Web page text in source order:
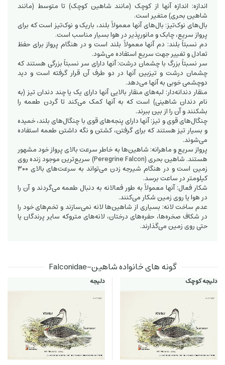
اندازه: اندازه آنها از کوچک (مانند شاهین کوچک) تا متوسط (مانند
شاهین بحری) متغیر است.
بال‌های نوک‌تیز: بال‌های آنها معمولاً بلند، باریک و نوک‌تیز است که برای
پرواز سریع، چابک و مانورپذیر در هوا بسیار مناسب است.
دم نسبتاً بلند: دم آنها معمولاً بلند است و در هنگام پرواز برای حفظ
تعادل و تغییر جهت سریع استفاده می‌شود.
سر نسبتاً بزرگ با چشمان درشت: آنها دارای سر نسبتاً بزرگی هستند که
چشمان درشت و تیزبین آنها در دو طرف آن قرار گرفته است و دید
دوچشمی خوبی به آنها می‌دهد.
منقار دندانه‌دار: لبه‌های منقار بالایی آنها دارای یک یا چند دندان تیز (به
نام دندان شاهینی) است که به آنها کمک می‌کند تا گردن طعمه را
بشکنند و آن را از بین ببرند.
چنگال‌های قوی و تیز: آنها دارای پنجه‌های قوی با چنگال‌های بلند، خمیده
و بسیار تیز هستند که برای گرفتن، کشتن و نگه داشتن طعمه استفاده
می‌شوند.
پرواز سریع و ماهرانه: شاهین‌ها به خاطر سرعت بالای پرواز خود مشهور
هستند. شاهین بحری (Peregrine Falcon) سریع‌ترین موجود زنده روی
زمین است و در هنگام شیرجه زدن می‌تواند به سرعت‌های بالای ۳۰۰
کیلومتر در ساعت برسد.
شکار فعال: آنها معمولاً به طور فعالانه به دنبال طعمه می‌گردند و آن را
در هوا یا روی زمین شکار می‌کنند.
عدم ساخت لانه: بسیاری از شاهین‌ها لانه نمی‌سازند و تخم‌های خود را
در شکاف صخره‌ها، حفره‌های درختان، لانه‌های متروکه سایر پرندگان یا
حتی روی زمین می‌گذارند.
گونه های خانواده شاهین-Falconidae
دلیجه کوچک دلیجه